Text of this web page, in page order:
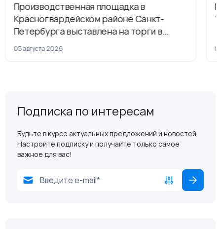
Производственная площадка в
Красногвардейском районе Санкт-
Петербурга выставлена на торги в
рамках приватизации
05 августа 2026
Подписка по интересам
Будьте в курсе актуальных предложений и новостей.
Настройте подписку и получайте только самое
важное для вас!